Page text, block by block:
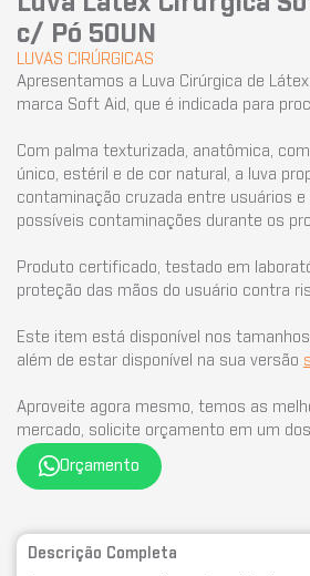
c/ Pó 50UN
LUVAS CIRÚRGICAS
Apresentamos a Luva Cirúrgica de
marca Soft Aid, que é indicada para
Com palma texturizada, anatômica,
único, estéril e de cor natural, a luva
contaminação cruzada entre usuários
possíveis contaminações durante os
Produto certificado, testado em
proteção das mãos do usuário contra
Este item está disponível nos
além de estar disponível na sua versão
Aproveite agora mesmo, temos as
mercado, solicite orçamento em um
Orçamento
Descrição Completa